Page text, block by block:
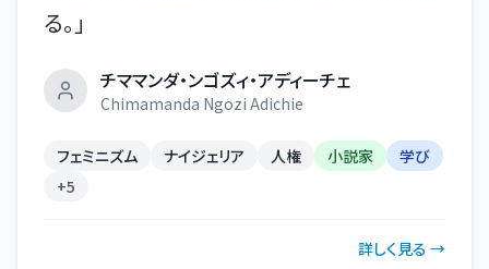
る。 」
チママンダ・ンゴズィ・アディーチェ
Chimamanda Ngozi Adichie
フェミニズム ナイジェリア 人権 小説家
学び
+5
詳しく見る →